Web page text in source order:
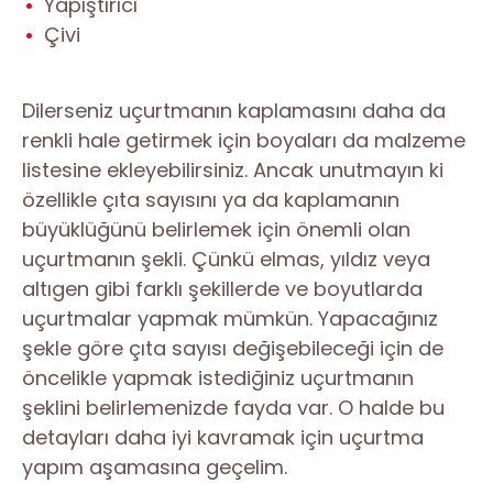
Çivi
Dilerseniz uçurtmanın kaplamasını daha da
renkli hale getirmek için boyaları da malzeme
listesine ekleyebilirsiniz. Ancak unutmayın ki
özellikle çıta sayısını ya da kaplamanın
büyüklüğünü belirlemek için önemli olan
uçurtmanın şekli. Çünkü elmas, yıldız veya
altıgen gibi farklı şekillerde ve boyutlarda
uçurtmalar yapmak mümkün. Yapacağınız
şekle göre çıta sayısı değişebileceği için de
öncelikle yapmak istediğiniz uçurtmanın
şeklini belirlemenizde fayda var. O halde bu
detayları daha iyi kavramak için uçurtma
yapım aşamasına geçelim.